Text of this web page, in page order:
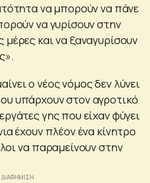
να μπορούν να πάνε
να γυρίσουν στην
και να ξαναγυρίσουν
ο νέος νόμος δεν λύνει
υπάρχουν στον αγροτικό
γης που είχαν φύγει
έχουν πλέον ένα κίνητρο
να παραμείνουν στην